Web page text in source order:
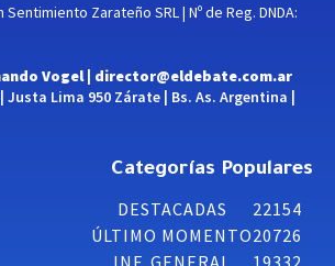
Sentimiento Zarateño SRL | Nº de Reg. DNDA:
Vogel | director@eldebate.com.ar
Justa Lima 950 Zárate | Bs. As. Argentina |
Categorías Populares
DESTACADAS
22154
ÚLTIMO MOMENTO20726
INF. GENERAL
19332